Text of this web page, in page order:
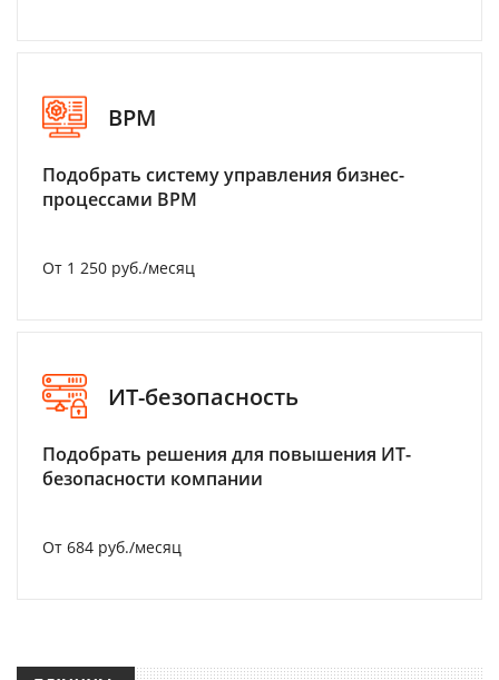
BPM
Подобрать систему управления бизнес-
процессами BPM
От 1 250 руб./месяц
ИТ-безопасность
Подобрать решения для повышения ИТ-
безопасности компании
От 684 руб./месяц